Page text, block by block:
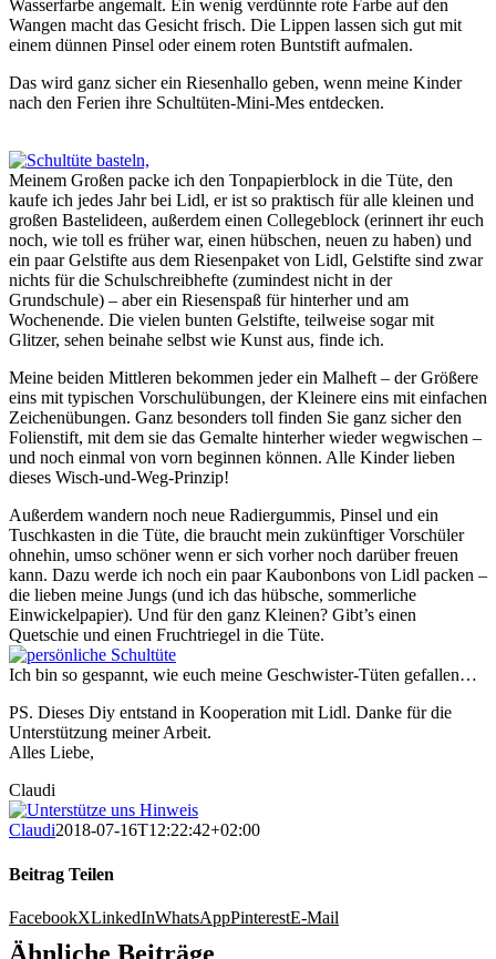
Wasserfarbe angemalt. Ein wenig verdünnte rote Farbe auf den
Wangen macht das Gesicht frisch. Die Lippen lassen sich gut mit
einem dünnen Pinsel oder einem roten Buntstift aufmalen.
Das wird ganz sicher ein Riesenhallo geben, wenn meine Kinder
nach den Ferien ihre Schultüten-Mini-Mes entdecken.
Meinem Großen packe ich den Tonpapierblock in die Tüte, den
kaufe ich jedes Jahr bei Lidl, er ist so praktisch für alle kleinen und
großen Bastelideen, außerdem einen Collegeblock (erinnert ihr euch
noch, wie toll es früher war, einen hübschen, neuen zu haben) und
ein paar Gelstifte aus dem Riesenpaket von Lidl, Gelstifte sind zwar
nichts für die Schulschreibhefte (zumindest nicht in der
Grundschule) – aber ein Riesenspaß für hinterher und am
Wochenende. Die vielen bunten Gelstifte, teilweise sogar mit
Glitzer, sehen beinahe selbst wie Kunst aus, finde ich.
Meine beiden Mittleren bekommen jeder ein Malheft – der Größere
eins mit typischen Vorschulübungen, der Kleinere eins mit einfachen
Zeichenübungen. Ganz besonders toll finden Sie ganz sicher den
Folienstift, mit dem sie das Gemalte hinterher wieder wegwischen –
und noch einmal von vorn beginnen können. Alle Kinder lieben
dieses Wisch-und-Weg-Prinzip!
Außerdem wandern noch neue Radiergummis, Pinsel und ein
Tuschkasten in die Tüte, die braucht mein zukünftiger Vorschüler
ohnehin, umso schöner wenn er sich vorher noch darüber freuen
kann. Dazu werde ich noch ein paar Kaubonbons von Lidl packen –
die lieben meine Jungs (und ich das hübsche, sommerliche
Einwickelpapier). Und für den ganz Kleinen? Gibt’s einen
Quetschie und einen Fruchtriegel in die Tüte.
Ich bin so gespannt, wie euch meine Geschwister-Tüten gefallen…
PS. Dieses Diy entstand in Kooperation mit Lidl. Danke für die
Unterstützung meiner Arbeit.
Alles Liebe,
Claudi
Claudi2018-07-16T12:22:42+02:00
Beitrag Teilen
FacebookXLinkedInWhatsAppPinterestE-Mail